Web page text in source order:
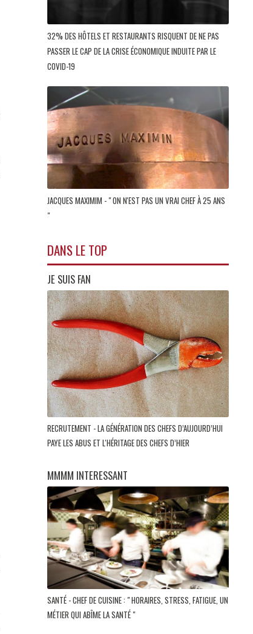
32% DES HÔTELS ET RESTAURANTS RISQUENT DE NE PAS
PASSER LE CAP DE LA CRISE ÉCONOMIQUE INDUITE PAR LE
COVID-19
JACQUES MAXIMIM - " ON N'EST PAS UN VRAI CHEF À 25 ANS
"
DANS LE TOP
JE SUIS FAN
RECRUTEMENT - LA GÉNÉRATION DES CHEFS D’AUJOURD’HUI
PAYE LES ABUS ET L'HÉRITAGE DES CHEFS D’HIER
MMMM INTERESSANT
SANTÉ - CHEF DE CUISINE : " HORAIRES, STRESS, FATIGUE, UN
MÉTIER QUI ABÎME LA SANTÉ "